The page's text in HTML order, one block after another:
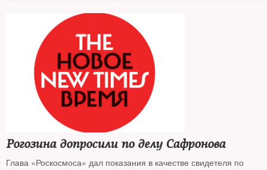
Рогозина допросили по делу Сафронова
Глава «Роскосмоса» дал показания в качестве свидетеля по